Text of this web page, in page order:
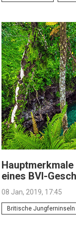
eines BVI-
08 Jan, 2019, 17:45
Britische Jungferninseln